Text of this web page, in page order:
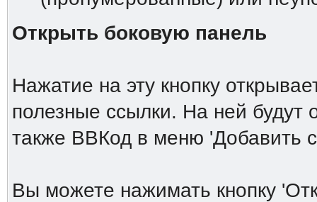
Открыть боковую панель
Нажатие на эту кнопку
полезные ссылки. На ней
также ВВКод в меню 'Добавить
Вы можете нажимать кнопку